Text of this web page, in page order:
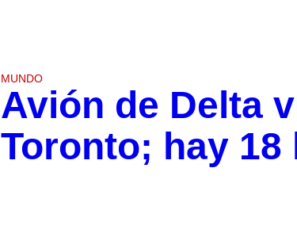
MUNDO
Avión de Delta
Toronto; hay 18